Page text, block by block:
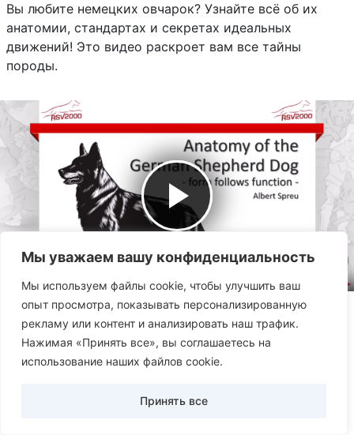
Мы уважаем вашу конфиденциальность
Мы используем файлы cookie, чтобы улучшить ваш
опыт просмотра, показывать персонализированную
рекламу или контент и анализировать наш трафик.
Нажимая «Принять все», вы соглашаетесь на
использование наших файлов cookie.
Принять все
Вы любите немецких овчарок? Узнайте всё об их
анатомии, стандартах и секретах идеальных
движений! Это видео раскроет вам все тайны
породы.
0 976